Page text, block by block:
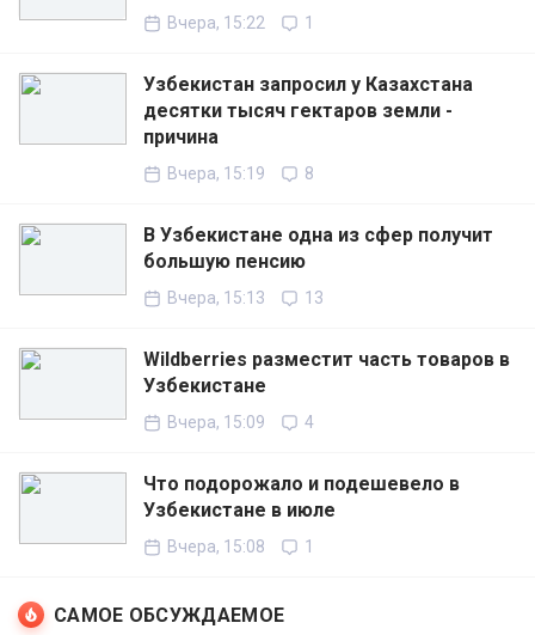
Вчера, 15:22 1
Узбекистан запросил у Казахстана
десятки тысяч гектаров земли -
причина
Вчера, 15:19 8
В Узбекистане одна из сфер получит
большую пенсию
Вчера, 15:13 13
Wildberries разместит часть товаров в
Узбекистане
Вчера, 15:09 4
Что подорожало и подешевело в
Узбекистане в июле
Вчера, 15:08 1
САМОЕ ОБСУЖДАЕМОЕ